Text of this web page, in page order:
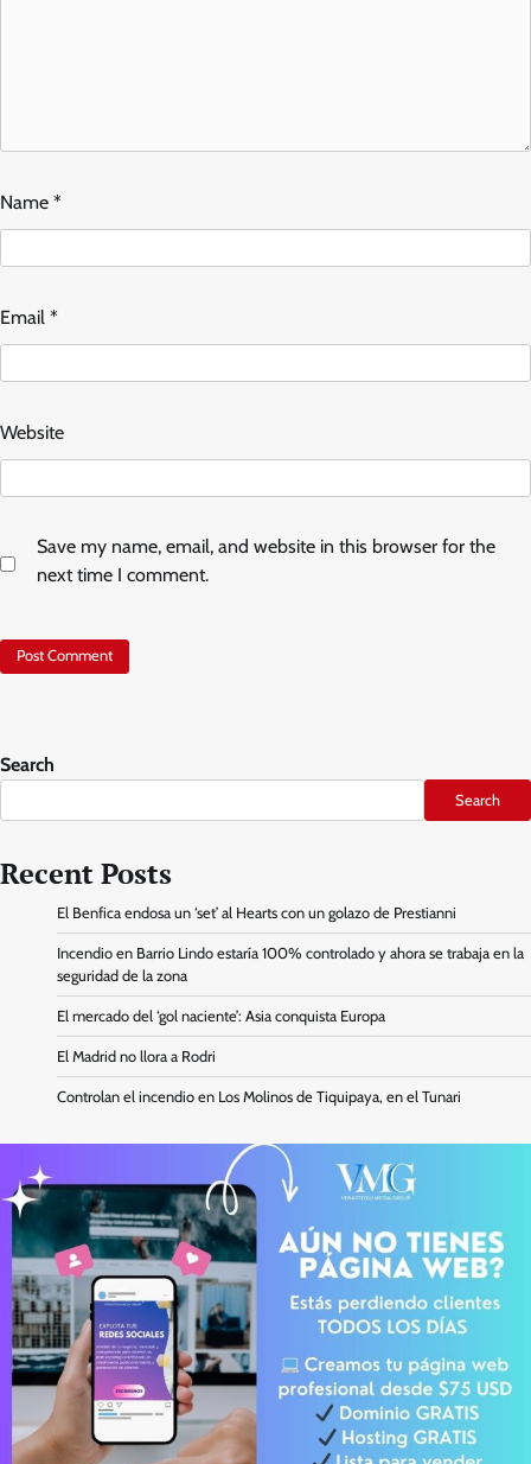
Name *
Email *
Website
Save my name, email, and website in this browser for the
next time I comment.
Search
Search
Recent Posts
El Benfica endosa un ‘set’ al Hearts con un golazo de Prestianni
Incendio en Barrio Lindo estaría 100% controlado y ahora se trabaja en la
seguridad de la zona
El mercado del ‘gol naciente’: Asia conquista Europa
El Madrid no llora a Rodri
Controlan el incendio en Los Molinos de Tiquipaya, en el Tunari